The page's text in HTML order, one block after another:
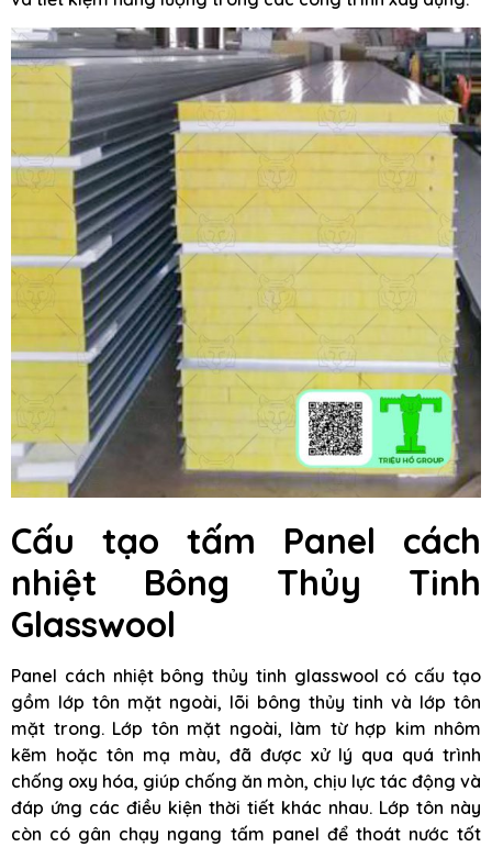
Cấu tạo tấm Panel cách
nhiệt Bông Thủy Tinh
Glasswool
Panel cách nhiệt bông thủy tinh glasswool có cấu tạo
gồm lớp tôn mặt ngoài, lõi bông thủy tinh và lớp tôn
mặt trong. Lớp tôn mặt ngoài, làm từ hợp kim nhôm
kẽm hoặc tôn mạ màu, đã được xử lý qua quá trình
chống oxy hóa, giúp chống ăn mòn, chịu lực tác động và
đáp ứng các điều kiện thời tiết khác nhau. Lớp tôn này
còn có gân chạy ngang tấm panel để thoát nước tốt